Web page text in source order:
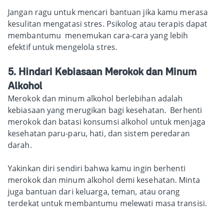
Jangan ragu untuk mencari bantuan jika kamu merasa
kesulitan mengatasi stres. Psikolog atau terapis dapat
membantumu menemukan cara-cara yang lebih
efektif untuk mengelola stres.
5. Hindari Kebiasaan Merokok dan Minum
Alkohol
Merokok dan minum alkohol berlebihan adalah
kebiasaan yang merugikan bagi kesehatan. Berhenti
merokok dan batasi konsumsi alkohol untuk menjaga
kesehatan paru-paru, hati, dan sistem peredaran
darah.
Yakinkan diri sendiri bahwa kamu ingin berhenti
merokok dan minum alkohol demi kesehatan. Minta
juga bantuan dari keluarga, teman, atau orang
terdekat untuk membantumu melewati masa transisi.